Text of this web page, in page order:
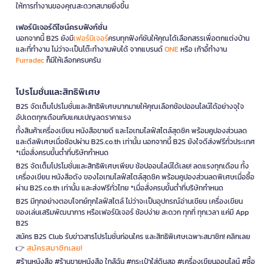
ให้การทำงานของคุณสะดวกสบายยิ่งขึ้น
เฟอร์นิเจอร์ดีไซน์ครบฟังก์ชั่น
นอกจากนี้ B2S ยังมีเฟอร์นิเจอร์ครบทุกฟังก์ชันให้คุณได้เลือกสรรเพื่อตกแต่งบ้าน
และที่ทำงาน ไม่ว่าจะเป็นโต๊ะทำงานพับได้ จากแบรนด์ONEหรือ เก้าอี้ทำงาน
Furradecก็มีให้เลือกครบครัน
โปรโมชั่นและสิทธิพิเศษ
B2S จัดเต็มโปรโมชั่นและสิทธิพิเศษมากมายให้คุณเลือกช้อปออนไลน์ได้อย่างจุใจ
อัปเดตทุกเดือนกับแคมเปญลดราคาแรง
ทั้งสินค้าเครื่องเขียน หนังสือขายดี และไอเทมไลฟ์สไตล์สุดชิค พร้อมคูปองส่วนลด
และดีลพิเศษเมื่อช้อปผ่าน B2S.co.th เท่านั้น นอกจากนี้ B2S ยังใจดีส่งฟรีทั่วประเทศ
*เมื่อสั่งครบขั้นต่ำที่บริษัทกำหนด
B2S จัดเต็มโปรโมชั่นและสิทธิพิเศษเพียบ ช้อปออนไลน์ได้เลย! ลดแรงทุกเดือน ทั้ง
เครื่องเขียน หนังสือดัง ของไอเทมไลฟ์สไตล์สุดชิค พร้อมคูปองส่วนลดพิเศษเมื่อซื้อ
ผ่าน B2S.co.th เท่านั้น และส่งฟรีทั่วไทย *เมื่อสั่งครบขั้นต่ำที่บริษัทกำหนด
B2S มีทุกอย่างตอบโจทย์ทุกไลฟ์สไตล์ ไม่ว่าจะเป็นอุปกรณ์อ่านเขียน เครื่องเขียน
ของเล่นเสริมพัฒนาการ หรือเฟอร์นิเจอร์ ช้อปง่าย สะดวก ทุกที่ ทุกเวลา แค่มี App
B2S
สมัคร B2S Club รับข่าวสารโปรโมชั่นก่อนใคร และสิทธิพิเศษเฉพาะสมาชิก! คลิกเลย
👉 สมัครสมาชิกเลย!
#ร้านหนังสือ #ร้านขายหนังสือ ใกล้ฉัน #กระเป๋าใส่ดินสอ #เครื่องเขียนออนไลน์ #ซื้อ